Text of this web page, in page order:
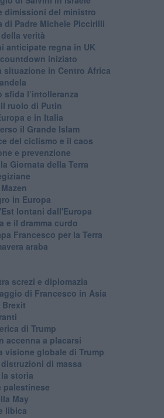
dimissioni del ministro
di Padre Michele Piccirilli
verità
anticipate regna in UK
iniziato
situazione in Centro Africa
sfida l’intolleranza
ruolo di Putin
e in Italia
il Grande Islam
del ciclismo e il caos
e prevenzione
Giornata della Terra
in Europa
lontani dall'Europa
e il dramma curdo
Francesco per la Terra
araba
screzi e diplomazia
di Francesco in Asia
Brexit
di Trump
accenna a placarsi
visione globale di Trump
di massa
storia
palestinese
May
libica